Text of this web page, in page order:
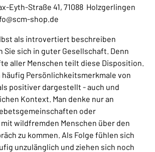
Eyth-Straße 41, 71088 Holzgerlingen
shop.de
als introvertiert beschreiben
Sie sich in guter Gesellschaft. Denn
aller Menschen teilt diese Disposition.
häufig Persönlichkeitsmerkmale von
positiver dargestellt - auch und
Kontext. Man denke nur an
oder
wildfremden Menschen über den
zu kommen. Als Folge fühlen sich
unzulänglich und ziehen sich noch